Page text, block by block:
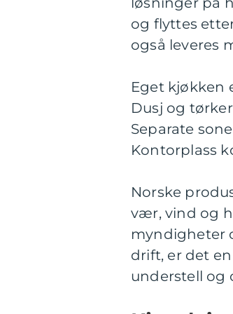
og flyttes
også leveres
Eget kjøkken
Dusj og
Separate
Kontorplass
Norske
vær, vind og
myndigheter
drift, er det
understell og